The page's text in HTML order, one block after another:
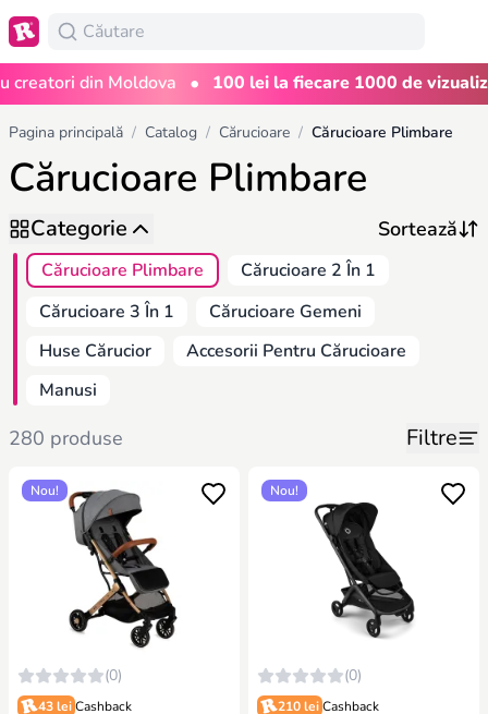
din Moldova • 100 lei la fiecare 1000 de vizualizări
Pagina principală / Catalog / Cărucioare / Cărucioare Plimbare
Cărucioare Plimbare
Categorie
Cărucioare Plimbare
Cărucioare 2 În 1
Cărucioare 3 În 1
Cărucioare Gemeni
Huse Cărucior
Accesorii Pentru Cărucioare
Manusi
280 produse Filtre
Nou!
(0)
43 lei Cashback
Nou!
(0)
210 lei Cashback